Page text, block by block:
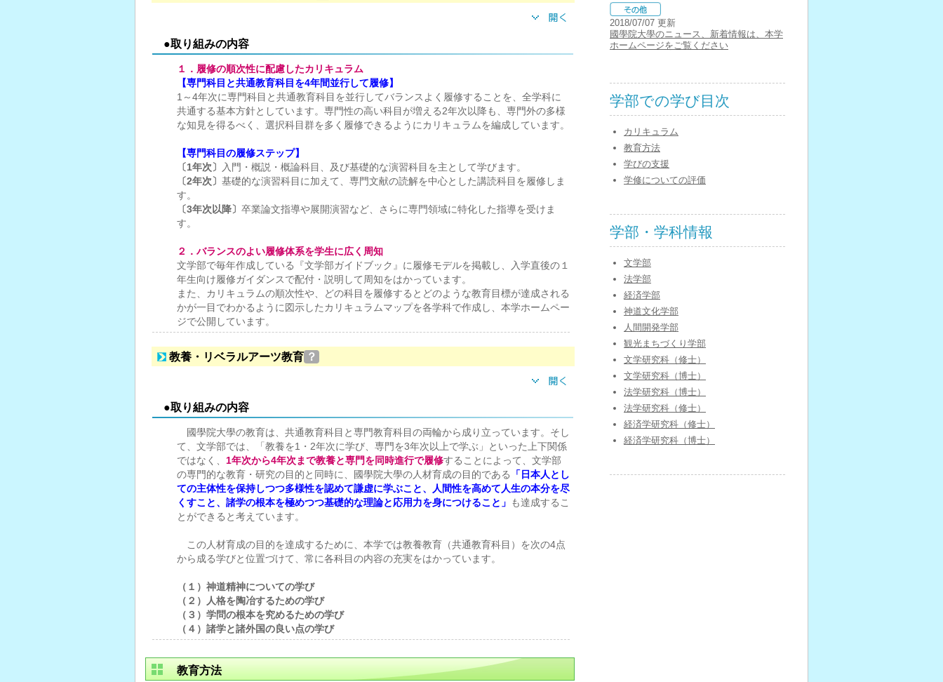
●取り組みの内容
１．履修の順次性に配慮したカリキュラム
【専門科目と共通教育科目を4年間並行して履修】
1～4年次に専門科目と共通教育科目を並行してバランスよく履修することを、全学科に
共通する基本方針としています。専門性の高い科目が増える2年次以降も、専門外の多様
な知見を得るべく、選択科目群を多く履修できるようにカリキュラムを編成しています。
【専門科目の履修ステップ】
〔1年次〕
入門・概説・概論科目、及び基礎的な演習科目を主として学びます。
〔2年次〕 基礎的な演習科目に加えて、専門文献の読解を中心とした講読科目を履修しま
す。
〔3年次以降〕 卒業論文指導や展開演習など、さらに専門領域に特化した指導を受けま
す。
２．バランスのよい履修体系を学生に広く周知
文学部で毎年作成している『文学部ガイドブック』に履修モデルを掲載し、入学直後の１
年生向け履修ガイダンスで配付・説明して周知をはかっています。
また、カリキュラムの順次性や、どの科目を履修するとどのような教育目標が達成される
かが一目でわかるように図示したカリキュラムマップを各学科で作成し、本学ホームペー
ジで公開しています。
教養・リベラルアーツ教育 ？
●取り組みの内容
國學院大學の教育は、共通教育科目と専門教育科目の両輪から成り立っています。そし
て、文学部では、「教養を1・2年次に学び、専門を3年次以上で学ぶ」といった上下関係
ではなく、 1年次から4年次まで教養と専門を同時進行で履修することによって、文学部
の専門的な教育・研究の目的と同時に、國學院大學の人材育成の目的である
「日本人とし
ての主体性を保持しつつ多様性を認めて謙虚に学ぶこと、人間性を高めて人生の本分を尽
くすこと、諸学の根本を極めつつ基礎的な理論と応用力を身につけること」 も達成するこ
とができると考えています。
この人材育成の目的を達成するために、本学では教養教育（共通教育科目）を次の4点
から成る学びと位置づけて、常に各科目の内容の充実をはかっています。
（１）神道精神についての学び
（２）人格を陶冶するための学び
（３）学問の根本を究めるための学び
（４）諸学と諸外国の良い点の学び
教育方法
2018/07/07 更新
國學院大學のニュース、新着情報は、本学
ホームページをご覧ください
学部での学び目次
カリキュラム
教育方法
学びの支援
学修についての評価
学部・学科情報
文学部
法学部
経済学部
神道文化学部
人間開発学部
観光まちづくり学部
文学研究科（修士）
文学研究科（博士）
法学研究科（博士）
法学研究科（修士）
経済学研究科（修士）
経済学研究科（博士）